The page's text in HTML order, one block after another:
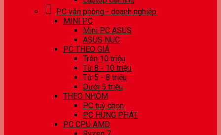
PC văn phòng - doanh nghiệp
MINI PC
Mini PC ASUS
ASUS NUC
PC THEO GIÁ
Trên 10 triệu
Từ 8 - 10 triệu
Từ 5 - 8 triệu
Dưới 5 triệu
THEO NHÓM
PC tuỳ chọn
PC HÙNG PHÁT
PC CPU AMD